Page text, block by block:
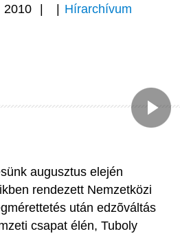
2010 Hírarchívum
augusztus elején
rendezett Nemzetközi
után edzõváltás
csapat élén, Tuboly